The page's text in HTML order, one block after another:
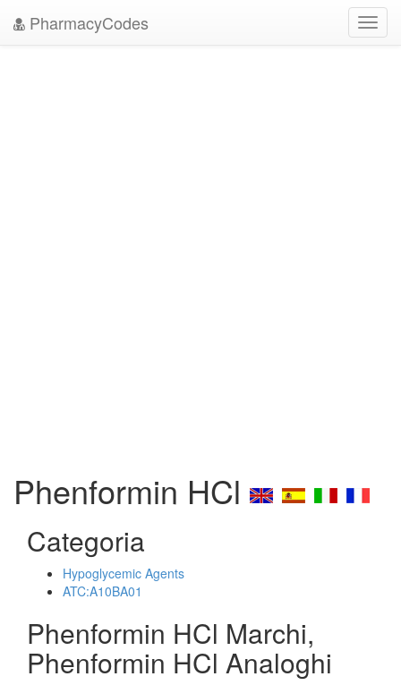
PharmacyCodes
Phenformin HCl
Categoria
Hypoglycemic Agents
ATC:A10BA01
Phenformin HCl Marchi,
Phenformin HCl Analoghi